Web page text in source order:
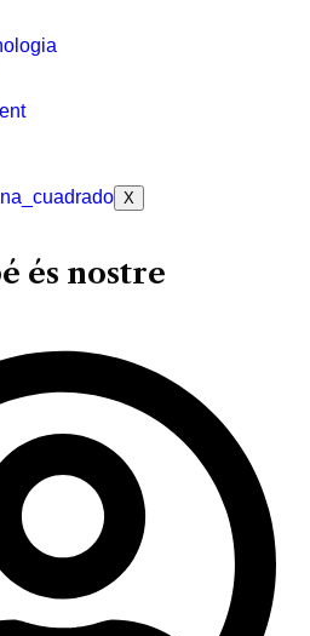
X
és nostre